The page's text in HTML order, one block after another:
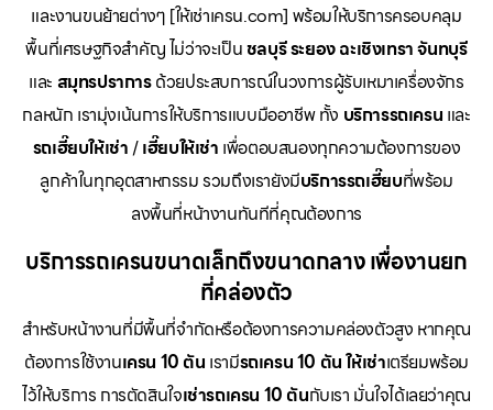
และงานขนย้ายต่างๆ [ให้เช่าเครน.com] พร้อมให้บริการครอบคลุม
พื้นที่เศรษฐกิจสำคัญ ไม่ว่าจะเป็นชลบุรี ระยอง ฉะเชิงเทรา จันทบุรี
และ สมุทรปราการด้วยประสบการณ์ในวงการผู้รับเหมาเครื่องจักร
กลหนัก เรามุ่งเน้นการให้บริการแบบมืออาชีพ ทั้ง บริการรถเครน และ
รถเฮี๊ยบให้เช่า/เฮี๊ยบให้เช่า เพื่อตอบสนองทุกความต้องการของ
ลูกค้าในทุกอุตสาหกรรม รวมถึงเรายังมีบริการรถเฮี๊ยบที่พร้อม
ลงพื้นที่หน้างานทันทีที่คุณต้องการ
บริการรถเครนขนาดเล็กถึงขนาดกลาง เพื่องานยก
ที่คล่องตัว
สำหรับหน้างานที่มีพื้นที่จำกัดหรือต้องการความคล่องตัวสูง หากคุณ
ต้องการใช้งานเครน 10 ตัน เรามีรถเครน 10 ตัน ให้เช่าเตรียมพร้อม
ไว้ให้บริการ การตัดสินใจเช่ารถเครน 10 ตันกับเรา มั่นใจได้เลยว่าคุณ